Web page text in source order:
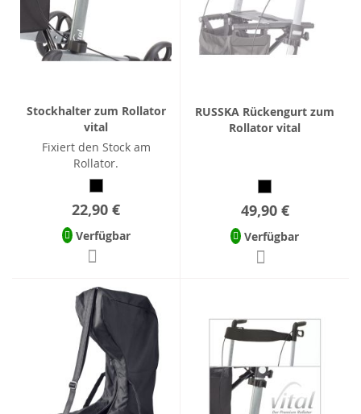
Stockhalter zum Rollator
vital
Fixiert den Stock am
Rollator.
22,90 €
Verfügbar
RUSSKA Rückengurt zum
Rollator vital
49,90 €
Verfügbar